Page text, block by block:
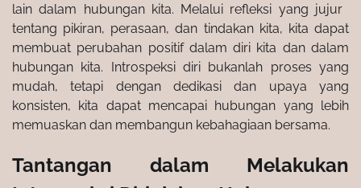
lain dalam hubungan kita. Melalui refleksi yang jujur ​​
tentang pikiran, perasaan, dan tindakan kita, kita dapat
membuat perubahan positif dalam diri kita dan dalam
hubungan kita. Introspeksi diri bukanlah proses yang
mudah, tetapi dengan dedikasi dan upaya yang
konsisten, kita dapat mencapai hubungan yang lebih
memuaskan dan membangun kebahagiaan bersama.
Tantangan dalam Melakukan